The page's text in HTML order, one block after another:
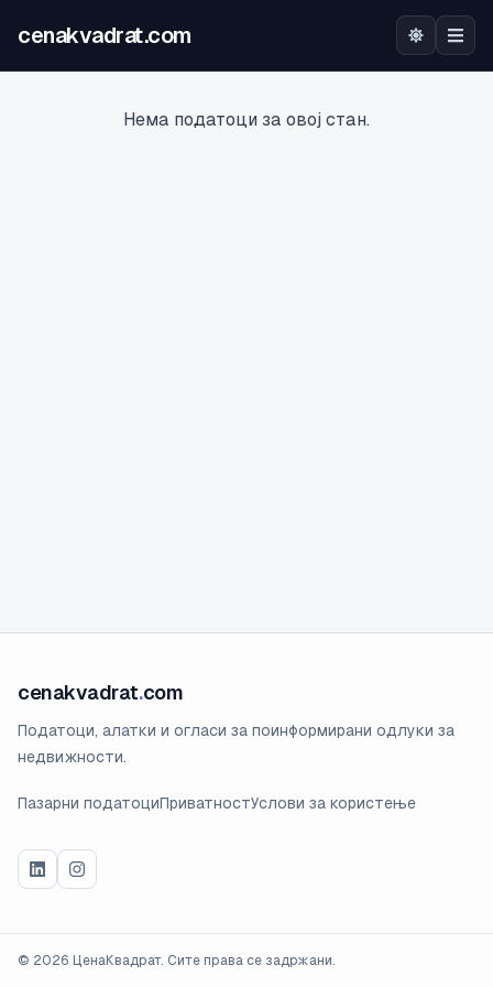
cenakvadrat.com
Нема податоци за овој стан.
cenakvadrat.com
Податоци, алатки и огласи за поинформирани одлуки за
недвижности.
Пазарни податоциПриватностУслови за користење
© 2026 ЦенаКвадрат. Сите права се задржани.